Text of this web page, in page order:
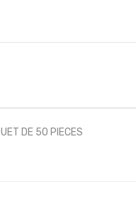
DE 50 PIECES